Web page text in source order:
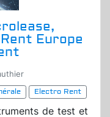
Europe
Electro Rent
de test et